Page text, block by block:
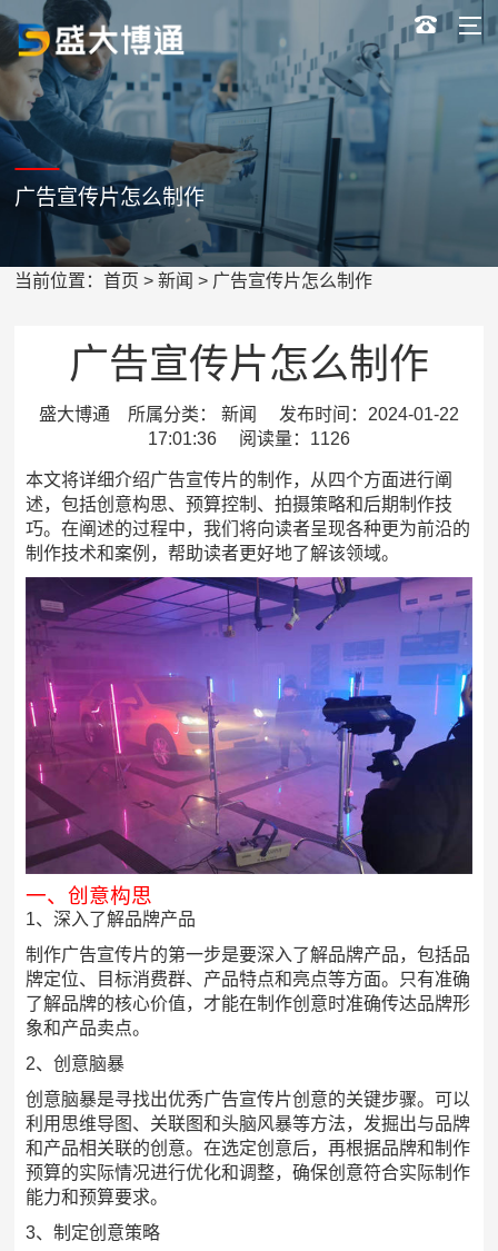
广告宣传片怎么制作
当前位置：首页 >新闻 > 广告宣传片怎么制作
广告宣传片怎么制作
盛大博通 所属分类： 新闻 发布时间：2024-01-22
17:01:36 阅读量：1126
本文将详细介绍广告宣传片的制作，从四个方面进行阐
述，包括创意构思、预算控制、拍摄策略和后期制作技
巧。在阐述的过程中，我们将向读者呈现各种更为前沿的
制作技术和案例，帮助读者更好地了解该领域。
一、创意构思
1、深入了解品牌产品
制作广告宣传片的第一步是要深入了解品牌产品，包括品
牌定位、目标消费群、产品特点和亮点等方面。只有准确
了解品牌的核心价值，才能在制作创意时准确传达品牌形
象和产品卖点。
2、创意脑暴
创意脑暴是寻找出优秀广告宣传片创意的关键步骤。可以
利用思维导图、关联图和头脑风暴等方法，发掘出与品牌
和产品相关联的创意。在选定创意后，再根据品牌和制作
预算的实际情况进行优化和调整，确保创意符合实际制作
能力和预算要求。
3、制定创意策略